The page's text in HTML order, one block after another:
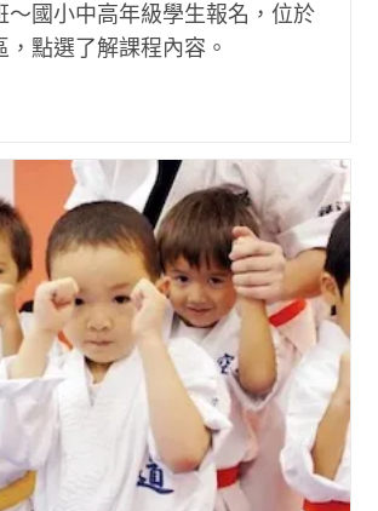
～國小中高年級學生報名，位於
點選了解課程內容。